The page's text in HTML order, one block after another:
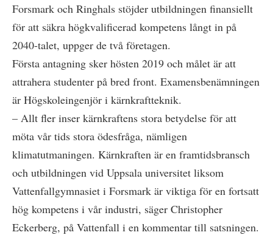
Forsmark och Ringhals stöjder utbildningen finansiellt
för att säkra högkvalificerad kompetens långt in på
2040-talet, uppger de två företagen.
Första antagning sker hösten 2019 och målet är att
attrahera studenter på bred front. Examensbenämningen
är Högskoleingenjör i kärnkraftteknik.
– Allt fler inser kärnkraftens stora betydelse för att
möta vår tids stora ödesfråga, nämligen
klimatutmaningen. Kärnkraften är en framtidsbransch
och utbildningen vid Uppsala universitet liksom
Vattenfallgymnasiet i Forsmark är viktiga för en fortsatt
hög kompetens i vår industri, säger Christopher
Eckerberg, på Vattenfall i en kommentar till satsningen.